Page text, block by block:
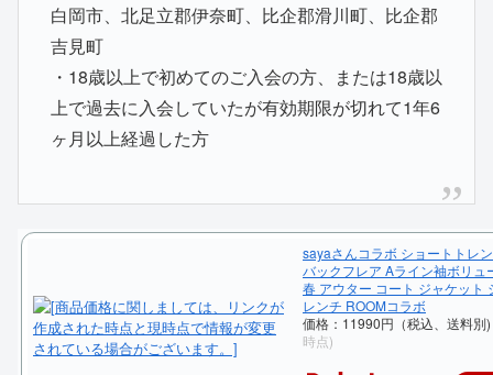
白岡市、北足立郡伊奈町、比企郡滑川町、比企郡
吉見町
・18歳以上で初めてのご入会の方、または18歳以
上で過去に入会していたが有効期限が切れて1年6
ヶ月以上経過した方
sayaさんコラボ ショートトレ
バックフレア Aライン袖ボリュ
春 アウター コート ジャケット
レンチ ROOMコラボ
価格：11990円（税込、送料別)
時点)